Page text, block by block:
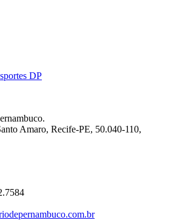
DP
Amaro, Recife-PE, 50.040-110,